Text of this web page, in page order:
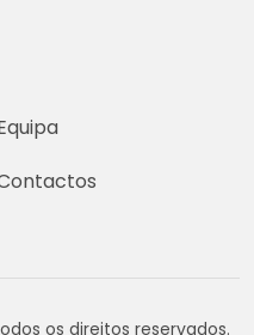
os direitos reservados.